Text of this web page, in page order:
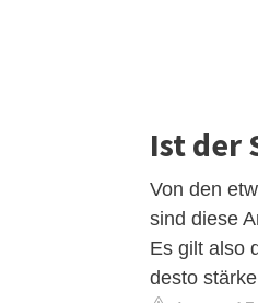
Ist der
Von den
sind diese
Es gilt also
desto